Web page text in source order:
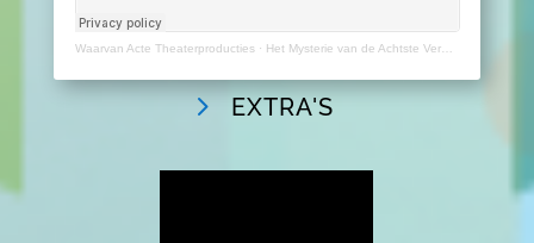
Waarvan Acte Theaterproducties· Het Mysterie van de Achtste Verdieping
EXTRA'S